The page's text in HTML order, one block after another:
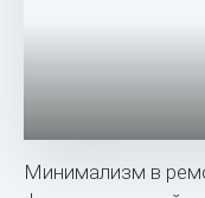
Минимализм в